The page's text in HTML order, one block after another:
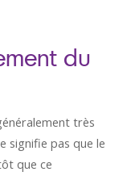
du
très
signifie pas que le
que ce